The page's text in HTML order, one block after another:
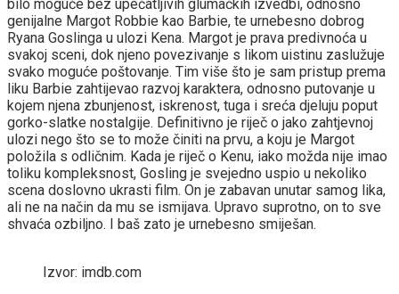
bilo moguće bez upečatljivih glumačkih izvedbi, odnosno
genijalne Margot Robbie kao Barbie, te urnebesno dobrog
Ryana Goslinga u ulozi Kena. Margot je prava predivnoća u
svakoj sceni, dok njeno povezivanje s likom uistinu zaslužuje
svako moguće poštovanje. Tim više što je sam pristup prema
liku Barbie zahtijevao razvoj karaktera, odnosno putovanje u
kojem njena zbunjenost, iskrenost, tuga i sreća djeluju poput
gorko-slatke nostalgije. Definitivno je riječ o jako zahtjevnoj
ulozi nego što se to može činiti na prvu, a koju je Margot
položila s odličnim. Kada je riječ o Kenu, iako možda nije imao
toliku kompleksnost, Gosling je svejedno uspio u nekoliko
scena doslovno ukrasti film. On je zabavan unutar samog lika,
ali ne na način da mu se ismijava. Upravo suprotno, on to sve
shvaća ozbiljno. I baš zato je urnebesno smiješan.
Izvor: imdb.com